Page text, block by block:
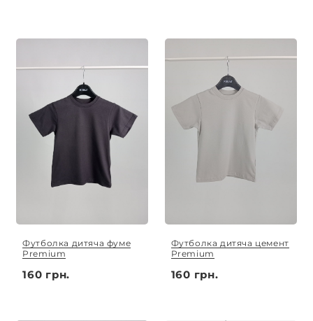
Футболка дитяча фуме
Premium
160 грн.
Футболка дитяча цемент
Premium
160 грн.